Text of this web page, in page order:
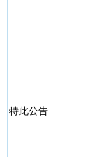
特此公告